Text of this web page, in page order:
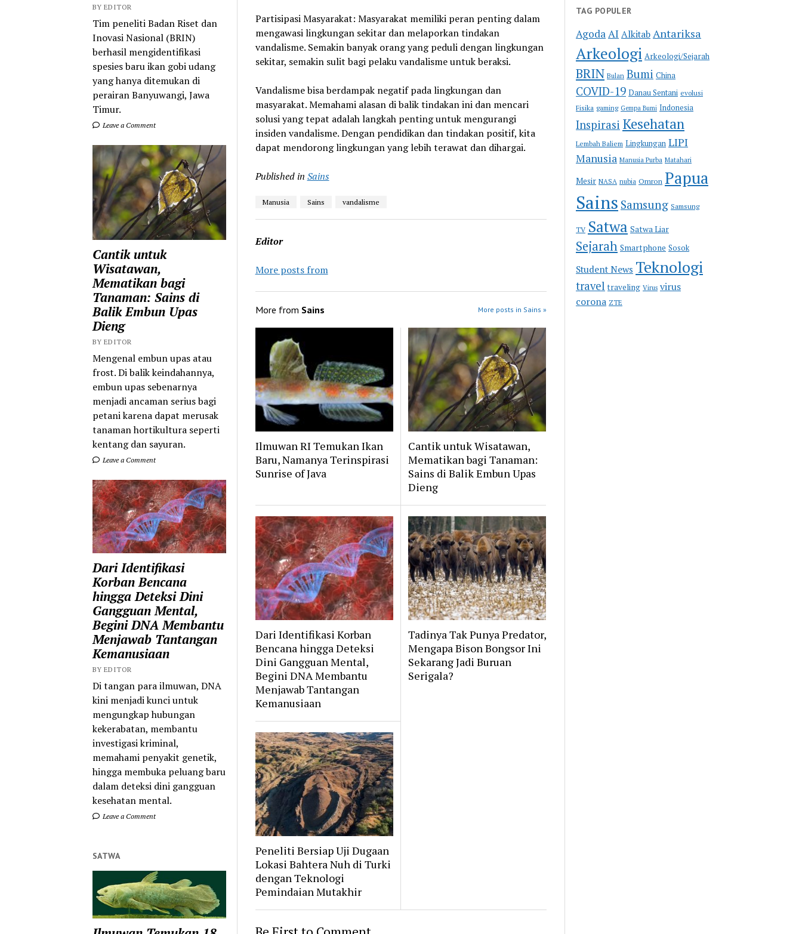
BY EDITOR
Tim peneliti Badan Riset dan
Inovasi Nasional (BRIN)
berhasil mengidentifikasi
spesies baru ikan gobi udang
yang hanya ditemukan di
perairan Banyuwangi, Jawa
Timur.
Leave a Comment
Cantik untuk
Wisatawan,
Mematikan bagi
Tanaman: Sains di
Balik Embun Upas
Dieng
BY EDITOR
Mengenal embun upas atau
frost. Di balik keindahannya,
embun upas sebenarnya
menjadi ancaman serius bagi
petani karena dapat merusak
tanaman hortikultura seperti
kentang dan sayuran.
Leave a Comment
Dari Identifikasi
Korban Bencana
hingga Deteksi Dini
Gangguan Mental,
Begini DNA Membantu
Menjawab Tantangan
Kemanusiaan
BY EDITOR
Di tangan para ilmuwan, DNA
kini menjadi kunci untuk
mengungkap hubungan
kekerabatan, membantu
investigasi kriminal,
memahami penyakit genetik,
hingga membuka peluang baru
dalam deteksi dini gangguan
kesehatan mental.
Leave a Comment
SATWA
Partisipasi Masyarakat: Masyarakat memiliki peran penting dalam
mengawasi lingkungan sekitar dan melaporkan tindakan
vandalisme. Semakin banyak orang yang peduli dengan lingkungan
sekitar, semakin sulit bagi pelaku vandalisme untuk beraksi.
Vandalisme bisa berdampak negatif pada lingkungan dan
masyarakat. Memahami alasan di balik tindakan ini dan mencari
solusi yang tepat adalah langkah penting untuk mengurangi
insiden vandalisme. Dengan pendidikan dan tindakan positif, kita
dapat mendorong lingkungan yang lebih terawat dan dihargai.
Published in Sains
Manusia Sains vandalisme
Editor
More posts from
More from Sains More posts in Sains »
Ilmuwan RI Temukan Ikan
Baru, Namanya Terinspirasi
Sunrise of Java
Cantik untuk Wisatawan,
Mematikan bagi Tanaman:
Sains di Balik Embun Upas
Dieng
Dari Identifikasi Korban
Bencana hingga Deteksi
Dini Gangguan Mental,
Begini DNA Membantu
Menjawab Tantangan
Kemanusiaan
Tadinya Tak Punya Predator,
Mengapa Bison Bongsor Ini
Sekarang Jadi Buruan
Serigala?
Peneliti Bersiap Uji Dugaan
Lokasi Bahtera Nuh di Turki
dengan Teknologi
Pemindaian Mutakhir
TAG POPULER
AgodaAI AlkitabAntariksa
Arkeologi Arkeologi/Sejarah
BRIN Bulan Bumi China
COVID-19 Danau Sentani evolusi
Fisika gaming Gempa Bumi Indonesia
Inspirasi Kesehatan
Lembah Baliem Lingkungan LIPI
Manusia Manusia Purba Matahari
Mesir NASA nubia Omron Papua
Sains Samsung Samsung
TV Satwa Satwa Liar
Sejarah Smartphone Sosok
Student News Teknologi
travel traveling Virus virus
corona ZTE